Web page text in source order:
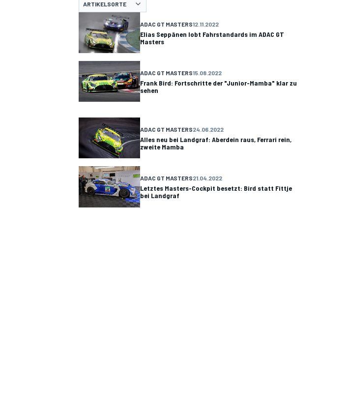
DTM
ARTIKELSORTE
ADAC GT MASTERS12.11.2022
Elias Seppänen lobt Fahrstandards im ADAC GT
Masters
ADAC GT MASTERS15.08.2022
Frank Bird: Fortschritte der "Junior-Mamba" klar zu
sehen
ADAC GT MASTERS24.06.2022
Alles neu bei Landgraf: Aberdein raus, Ferrari rein,
zweite Mamba
ADAC GT MASTERS21.04.2022
Letztes Masters-Cockpit besetzt: Bird statt Fittje
bei Landgraf